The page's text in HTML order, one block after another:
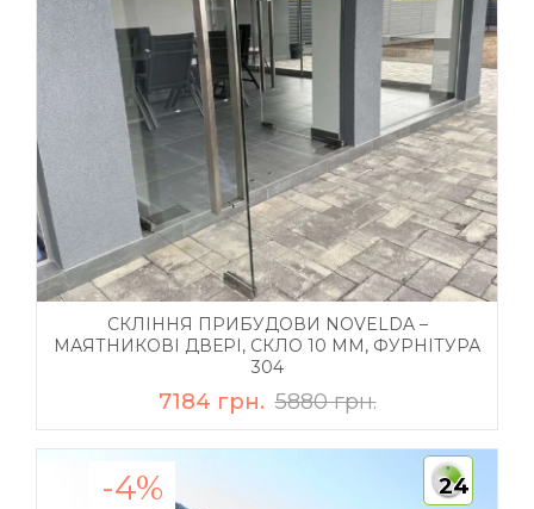
СКЛІННЯ ПРИБУДОВИ NOVELDA –
МАЯТНИКОВІ ДВЕРІ, СКЛО 10 ММ, ФУРНІТУРА
304
7184 грн. 5880 грн.
-4% 24